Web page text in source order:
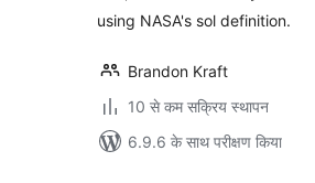
using NASA's sol definition.
Brandon Kraft
10 से कम सक्रिय स्थापन
6.9.6 के साथ परीक्षण किया